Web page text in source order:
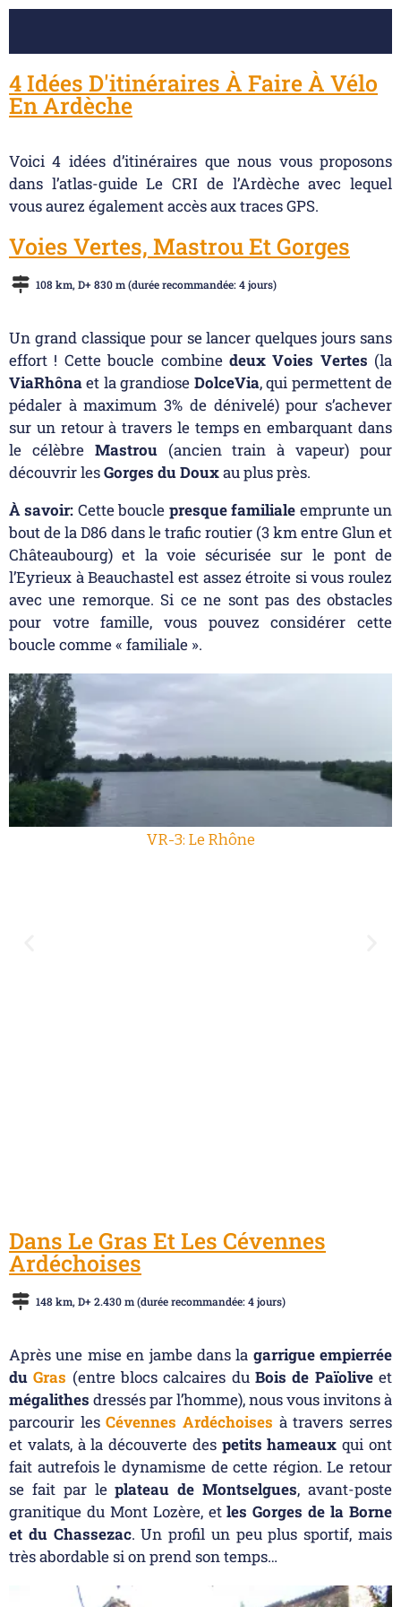
4 Idées D'itinéraires À Faire À Vélo
En Ardèche
Voici 4 idées d’itinéraires que nous vous proposons
dans l’atlas-guide Le CRI de l’Ardèche avec lequel
vous aurez également accès aux traces GPS.
Voies Vertes, Mastrou Et Gorges
108 km, D+ 830 m (durée recommandée: 4 jours)
Un grand classique pour se lancer quelques jours sans
effort ! Cette boucle combine deux Voies Vertes (la
ViaRhônaet la grandiose DolceVia, qui permettent de
pédaler à maximum 3% de dénivelé) pour s’achever
sur un retour à travers le temps en embarquant dans
le célèbre Mastrou(ancien train à vapeur) pour
découvrir lesGorges du Douxau plus près.
À savoir: Cette boucle presque familiale emprunte un
bout de la D86 dans le trafic routier (3 km entre Glun et
Châteaubourg) et la voie sécurisée sur le pont de
l’Eyrieux à Beauchastel est assez étroite si vous roulez
avec une remorque. Si ce ne sont pas des obstacles
pour votre famille, vous pouvez considérer cette
boucle comme « familiale ».
VR-3: Le Rhône
Dans Le Gras Et Les Cévennes
Ardéchoises
148 km, D+ 2.430 m (durée recommandée: 4 jours)
Après une mise en jambe dans la garrigue empierrée
duGras (entre blocs calcaires duBois de Païoliveet
mégalithes dressés par l’homme), nous vous invitons à
parcourir lesCévennes Ardéchoises à travers serres
et valats, à la découverte des petits hameaux qui ont
fait autrefois le dynamisme de cette région. Le retour
se fait par leplateau de Montselgues, avant-poste
granitique du Mont Lozère, etles Gorges de la Borne
et du Chassezac. Un profil un peu plus sportif, mais
très abordable si on prend son temps…